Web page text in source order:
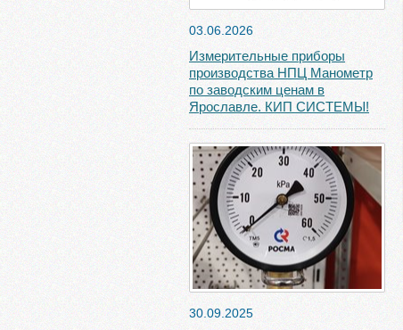
03.06.2026
Измерительные приборы
производства НПЦ Манометр
по заводским ценам в
Ярославле. КИП СИСТЕМЫ!
30.09.2025